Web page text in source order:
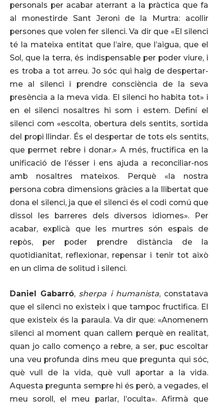
personals per acabar aterrant a la pràctica que fa
al monestirde Sant Jeroni de la Murtra: acollir
persones que volen fer silenci. Va dir que «El silenci
té la mateixa entitat que l’aire, que l’aigua, que el
Sol, que la terra, és indispensable per poder viure, i
es troba a tot arreu. Jo sóc qui haig de despertar-
me al silenci i prendre consciència de la seva
presència a la meva vida. El silenci ho habita tot» i
en el silenci nosaltres hi som i estem. Definí el
silenci com «escolta, obertura dels sentits, sortida
del propi llindar. És el despertar de tots els sentits,
que permet rebre i donar.» A més, fructifica en la
unificació de l’ésser i ens ajuda a reconciliar-nos
amb nosaltres mateixos. Perquè «la nostra
persona cobra dimensions gràcies a la llibertat que
dona el silenci, ja que el silenci és el codi comú que
dissol les barreres dels diversos idiomes». Per
acabar, explicà que les murtres són espais de
repòs, per poder prendre distància de la
quotidianitat, reflexionar, repensar i tenir tot això
en un clima de solitud i silenci.
Daniel Gabarró, sherpa i humanista, constatava
que el silenci no existeix i que tampoc fructifica. El
que existeix és la paraula. Va dir que: «Anomenem
silenci al moment quan callem perquè en realitat,
quan jo callo començo a rebre, a ser, puc escoltar
una veu profunda dins meu que pregunta qui sóc,
què vull de la vida, què vull aportar a la vida.
Aquesta pregunta sempre hi és però, a vegades, el
meu soroll, el meu parlar, l’oculta». Afirmà que